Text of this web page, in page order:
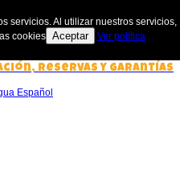
Reservas y Garantías
servicios. Al utilizar nuestros servicios,
cookies
Aceptar Ver política